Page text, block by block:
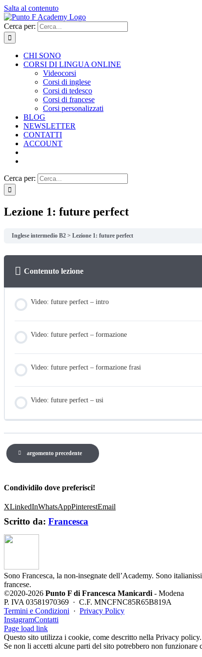
Salta al contenuto
Cerca per:
CHI SONO
CORSI DI LINGUA ONLINE
Videocorsi
Corsi di inglese
Corsi di tedesco
Corsi di francese
Corsi personalizzati
BLOG
NEWSLETTER
CONTATTI
ACCOUNT
Cerca per:
Lezione 1: future perfect
Inglese intermedio B2 Lezione 1: future perfect
Contenuto lezione
Video: future perfect – intro
Video: future perfect – formazione
Video: future perfect – formazione frasi
Video: future perfect – usi
argomento precedente
Condividilo dove preferisci!
XLinkedInWhatsAppPinterestEmail
Scritto da: Francesca
Sono Francesca, la non-insegnate dell’Academy. Sono
francese.
©2020-2026 Punto F di Francesca Manicardi - Modena
P. IVA 03581970369 · C.F. MNCFNC85R65B819A
Termini e Condizioni · Privacy Policy
InstagramContatti
Page load link
Questo sito utilizza i cookie, come descritto nella Privacy policy.
Se non li accetti alcune parti del sito potrebbero non funzionare